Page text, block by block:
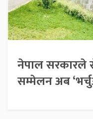
नेपाल सरकारले
सम्मेलन अब